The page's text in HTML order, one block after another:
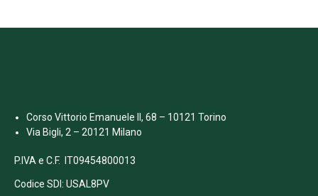
Corso Vittorio Emanuele II, 68 – 10121 Torino
Via Bigli, 2 – 20121 Milano
P.IVA e C.F. IT09454800013
Codice SDI: USAL8PV